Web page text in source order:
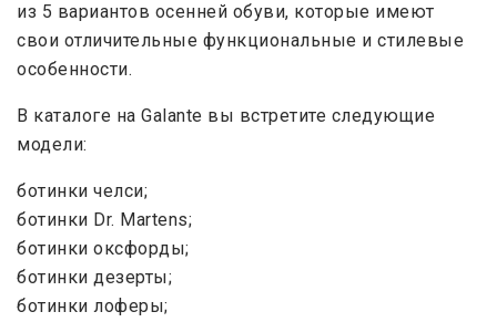
из 5 вариантов осенней обуви, которые имеют
свои отличительные функциональные и стилевые
особенности.
В каталоге на Galante вы встретите следующие
модели:
ботинки челси;
ботинки Dr. Martens;
ботинки оксфорды;
ботинки дезерты;
ботинки лоферы;